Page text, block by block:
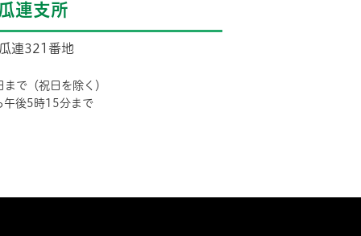
連支所
連321番地
で（祝日を除く）
午後5時15分まで